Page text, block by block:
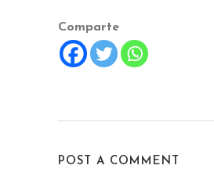
Comparte
POST A COMMENT